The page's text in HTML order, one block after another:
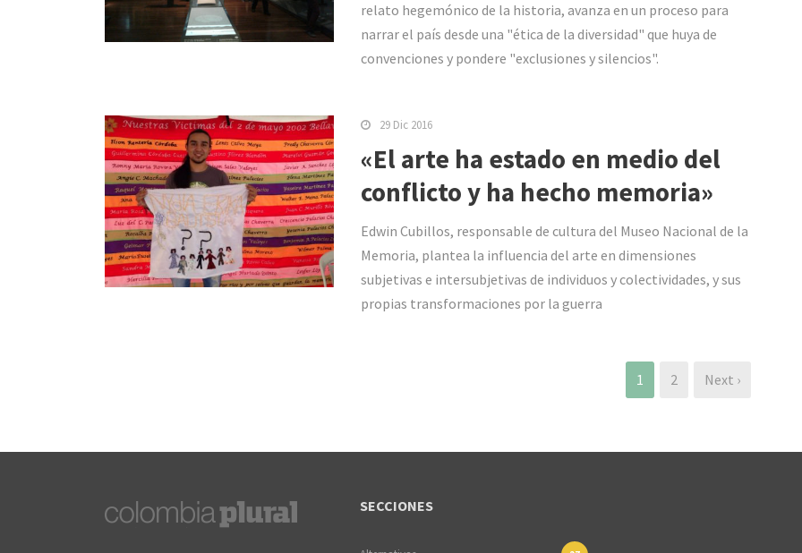
relato hegemónico de la historia, avanza en un proceso para
narrar el país desde una "ética de la diversidad" que huya de
convenciones y pondere "exclusiones y silencios".
29 Dic 2016
«El arte ha estado en medio del
conflicto y ha hecho memoria»
Edwin Cubillos, responsable de cultura del Museo Nacional de la
Memoria, plantea la influencia del arte en dimensiones
subjetivas e intersubjetivas de individuos y colectividades, y sus
propias transformaciones por la guerra
1 2 Next ›
SECCIONES